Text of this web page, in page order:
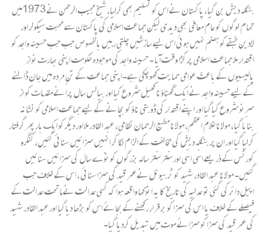
بنگلہ دیش بن گیا، پاکستان نے اس کو تسلیم بھی کرلیا، شیخ مجیب الرحمن نے 1973میں
تمام لوگوں کو عام معافی بھی دیدی لیکن جماعت اسلامی کی پاکستان سے محبت سیکولر اور
لادین طبقے کو ہضم نہیں ہوئی اس لیے سازشیں چلتی رہیں بالخصوص جب جب حسینہ واجد کو
اقتدار ملا جماعت اسلامی پر کڑا وقت آیا ۔ حسینہ واجد کی موجودہ حکومت اپنی بھارت نواز
پالیسیوں کے باعث عوامی حمایت کھوچکی ہے۔اپنی جماعت کے تنِ مردہ میں جان ڈالنے
کے لیے حسینہ واجد نے ایک گھناؤنا کھیل شروع کیا اور بیالس سال پرانے مقدمات کو از
سرِنو شروع کیاگیا اور اپنے اقتدار کی ڈوبتی ناؤ کو بچانے کے لیے جماعت اسلامی کو نشانہ
بنایا گیا، مولانا غلام اعظم، مولانا مطیع الرحمان نظامی، عبد القادر ملا اور دیگر کو ایک بار پھر گرفتار
کرلیا گیا اور ان پر بنگلہ دیش کی مخالفت کے الزام لگا کر انہیں سزائیں سنائی گئیں، کنگرو
کورٹس کے ذریعے اسّی اسّی اور ستّر ستّر سالہ بزرگوں کو نوّے سال کی سزائیں سنائیں
گئیں۔ مولانا عبد القادر شہید کو ٹربیونل نے عمر قید کی سزا سنائی ، اس کے خلاف جب
اپیل دائر کی گئی تو عدلیہ کی تاریخ کا یہ انوکھا واقعہ ہوا کہ کسی عدالت نے ماتحت عدالت کے
فیصلے کے خلاف یا اس کی سزا کو برقرار رکھنے کے بجائے اس کو بڑھا دیاگیا اور عبد القادر شہید
کی عمر قید کی سزا کو سزائے موت میں تبدیل کردیا گیا۔